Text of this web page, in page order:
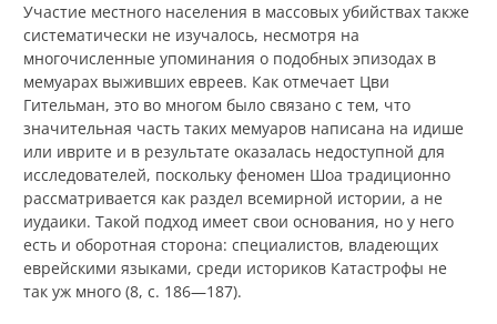
Участие местного населения в массовых убийствах также
систематически не изучалось, несмотря на
многочисленные упоминания о подобных эпизодах в
мемуарах выживших евреев. Как отмечает Цви
Гительман, это во многом было связано с тем, что
значительная часть таких мемуаров написана на идише
или иврите и в результате оказалась недоступной для
исследователей, поскольку феномен Шоа традиционно
рассматривается как раздел всемирной истории, а не
иудаики. Такой подход имеет свои основания, но у него
есть и оборотная сторона: специалистов, владеющих
еврейскими языками, среди историков Катастрофы не
так уж много (8, с. 186—187).